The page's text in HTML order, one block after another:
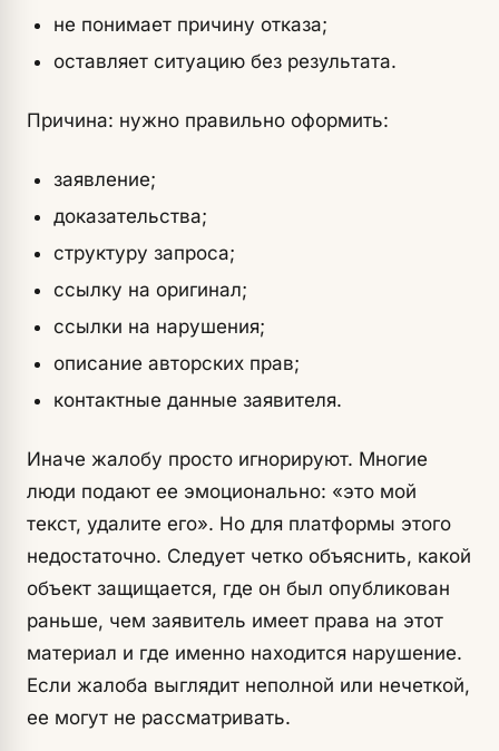
не понимает причину отказа;
оставляет ситуацию без результата.
Причина: нужно правильно оформить:
заявление;
доказательства;
структуру запроса;
ссылку на оригинал;
ссылки на нарушения;
описание авторских прав;
контактные данные заявителя.
Иначе жалобу просто игнорируют. Многие
люди подают ее эмоционально: «это мой
текст, удалите его». Но для платформы этого
недостаточно. Следует четко объяснить, какой
объект защищается, где он был опубликован
раньше, чем заявитель имеет права на этот
материал и где именно находится нарушение.
Если жалоба выглядит неполной или нечеткой,
ее могут не рассматривать.